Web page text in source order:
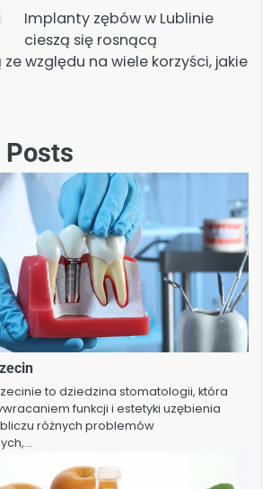
Implanty zębów w Lublinie
cieszą się rosnącą
względu na wiele korzyści, jakie
Posts
to dziedzina stomatologii, która
funkcji i estetyki uzębienia
różnych problemów